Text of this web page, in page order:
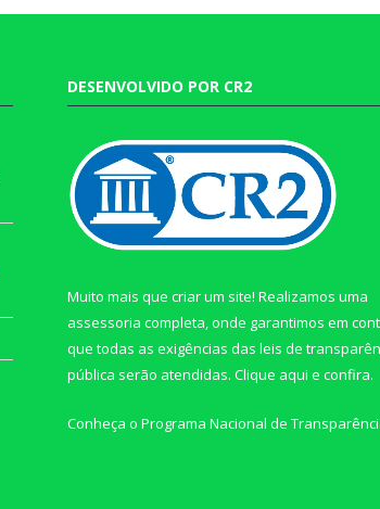
DESENVOLVIDO POR CR2
Muito mais que criar um site! Realizamos uma
assessoria completa, onde garantimos em
que todas as exigências das leis de
pública serão atendidas. Clique aqui e confira.
Conheça o Programa Nacional de